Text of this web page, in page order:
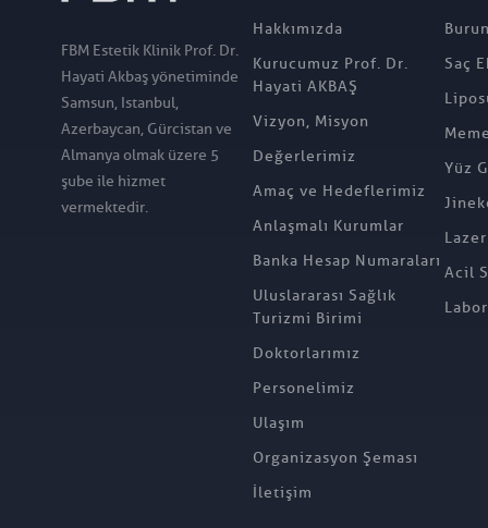
FBM Estetik Klinik Prof. Dr.
Hayati Akbaş yönetiminde
Samsun, Istanbul,
Azerbaycan, Gürcistan ve
Almanya olmak üzere 5
şube ile hizmet
vermektedir.
Hakkımızda
Kurucumuz Prof. Dr.
Hayati AKBAŞ
Vizyon, Misyon
Değerlerimiz
Amaç ve Hedeflerimiz
Anlaşmalı Kurumlar
Banka Hesap Numaraları
Uluslararası Sağlık
Turizmi Birimi
Doktorlarımız
Personelimiz
Ulaşım
Organizasyon Şeması
İletişim
Saç
Yüz
Acil